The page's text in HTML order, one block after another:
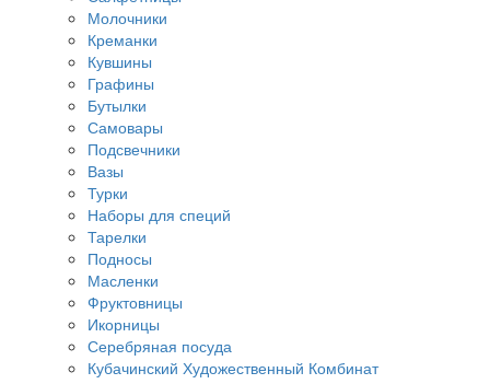
Молочники
Креманки
Кувшины
Графины
Бутылки
Самовары
Подсвечники
Вазы
Турки
Наборы для специй
Тарелки
Подносы
Масленки
Фруктовницы
Икорницы
Серебряная посуда
Кубачинский Художественный Комбинат